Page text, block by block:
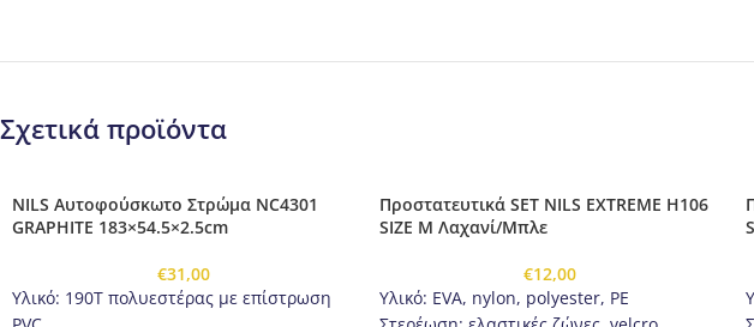
Σχετικά προϊόντα
NILS Αυτοφούσκωτο Στρώμα NC4301
GRAPHITE 183×54.5×2.5cm
€31,00
Υλικό: 190T πολυεστέρας με επίστρωση
Προστατευτικά SET NILS EXTREME H106
SIZE M Λαχανί/Μπλε
€12,00
Υλικό: EVA, nylon, polyester, PE